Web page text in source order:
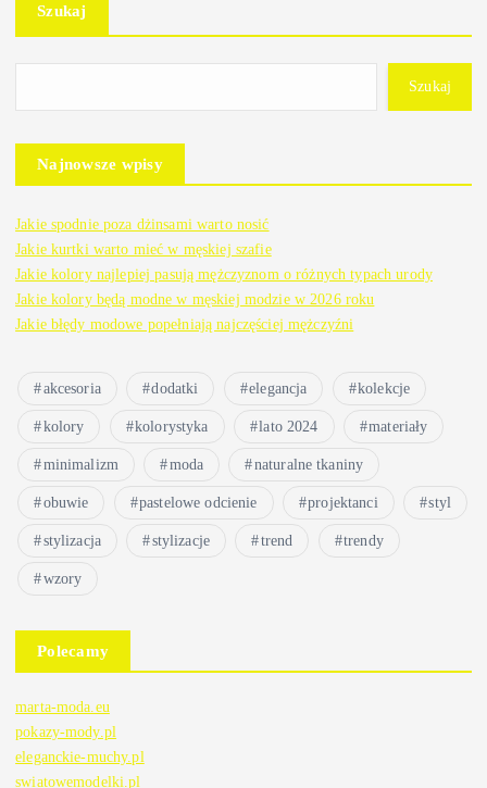
Szukaj
Szukaj
Najnowsze wpisy
Jakie spodnie poza dżinsami warto nosić
Jakie kurtki warto mieć w męskiej szafie
Jakie kolory najlepiej pasują mężczyznom o różnych typach urody
Jakie kolory będą modne w męskiej modzie w 2026 roku
Jakie błędy modowe popełniają najczęściej mężczyźni
akcesoria dodatki elegancja kolekcje
kolory kolorystyka lato 2024 materiały
minimalizm moda naturalne tkaniny
obuwie pastelowe odcienie projektanci styl
stylizacja stylizacje trend trendy
wzory
Polecamy
marta-moda.eu
pokazy-mody.pl
eleganckie-muchy.pl
swiatowemodelki.pl